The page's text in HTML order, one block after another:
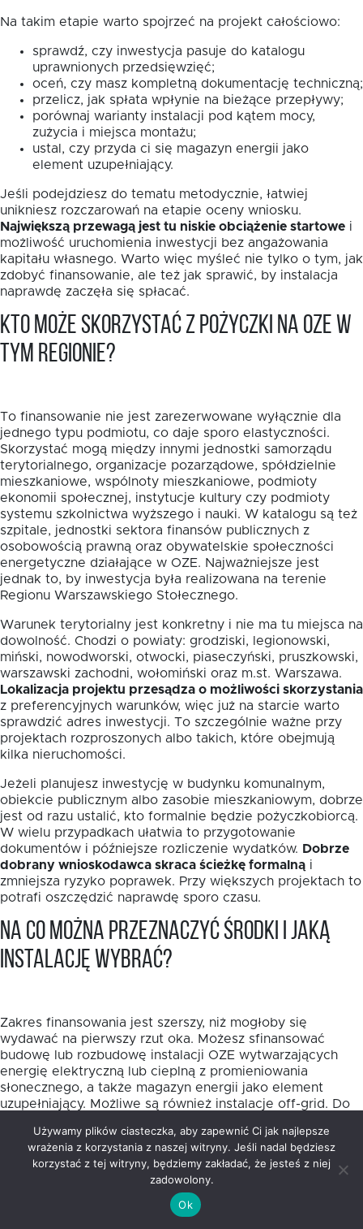
Na takim etapie warto spojrzeć na projekt całościowo:
sprawdź, czy inwestycja pasuje do katalogu
uprawnionych przedsięwzięć;
oceń, czy masz kompletną dokumentację techniczną;
przelicz, jak spłata wpłynie na bieżące przepływy;
porównaj warianty instalacji pod kątem mocy,
zużycia i miejsca montażu;
ustal, czy przyda ci się magazyn energii jako
element uzupełniający.
Jeśli podejdziesz do tematu metodycznie, łatwiej
unikniesz rozczarowań na etapie oceny wniosku.
Największą przewagą jest tu niskie obciążenie startowe i
możliwość uruchomienia inwestycji bez angażowania
kapitału własnego. Warto więc myśleć nie tylko o tym, jak
zdobyć finansowanie, ale też jak sprawić, by instalacja
naprawdę zaczęła się spłacać.
Kto może skorzystać z pożyczki na OZE w
tym regionie?
To finansowanie nie jest zarezerwowane wyłącznie dla
jednego typu podmiotu, co daje sporo elastyczności.
Skorzystać mogą między innymi jednostki samorządu
terytorialnego, organizacje pozarządowe, spółdzielnie
mieszkaniowe, wspólnoty mieszkaniowe, podmioty
ekonomii społecznej, instytucje kultury czy podmioty
systemu szkolnictwa wyższego i nauki. W katalogu są też
szpitale, jednostki sektora finansów publicznych z
osobowością prawną oraz obywatelskie społeczności
energetyczne działające w OZE. Najważniejsze jest
jednak to, by inwestycja była realizowana na terenie
Regionu Warszawskiego Stołecznego.
Warunek terytorialny jest konkretny i nie ma tu miejsca na
dowolność. Chodzi o powiaty: grodziski, legionowski,
miński, nowodworski, otwocki, piaseczyński, pruszkowski,
warszawski zachodni, wołomiński oraz m.st. Warszawa.
Lokalizacja projektu przesądza o możliwości skorzystania
z preferencyjnych warunków, więc już na starcie warto
sprawdzić adres inwestycji. To szczególnie ważne przy
projektach rozproszonych albo takich, które obejmują
kilka nieruchomości.
Jeżeli planujesz inwestycję w budynku komunalnym,
obiekcie publicznym albo zasobie mieszkaniowym, dobrze
jest od razu ustalić, kto formalnie będzie pożyczkobiorcą.
W wielu przypadkach ułatwia to przygotowanie
dokumentów i późniejsze rozliczenie wydatków. Dobrze
dobrany wnioskodawca skraca ścieżkę formalną i
zmniejsza ryzyko poprawek. Przy większych projektach to
potrafi oszczędzić naprawdę sporo czasu.
Na co można przeznaczyć środki i jaką
instalację wybrać?
Zakres finansowania jest szerszy, niż mogłoby się
wydawać na pierwszy rzut oka. Możesz sfinansować
budowę lub rozbudowę instalacji OZE wytwarzających
energię elektryczną lub cieplną z promieniowania
słonecznego, a także magazyn energii jako element
uzupełniający. Możliwe są również instalacje off-grid. Do
przyłączenie źródeł OZE do sieci energetycznych lub
ciepłowniczych.
Wybór samej technologii warto oprzeć nie na modzie,
lecz na realnym profilu zużycia energii. W projektach
publicznych i mieszkaniowych fotowoltaika często
Używamy plików ciasteczka, aby zapewnić Ci jak najlepsze
wrażenia z korzystania z naszej witryny. Jeśli nadal będziesz
korzystać z tej witryny, będziemy zakładać, że jesteś z niej
zadowolony.
Ok